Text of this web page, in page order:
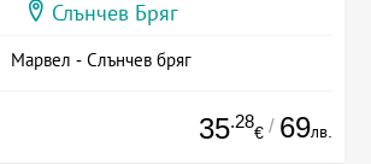
Слънчев Бряг
Марвел - Слънчев бряг
35.28
€ / 69лв.